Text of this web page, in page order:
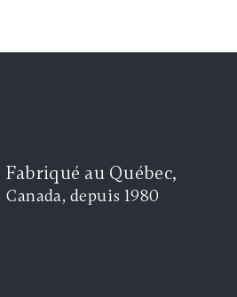
Fabriqué au Québec,
Canada, depuis 1980